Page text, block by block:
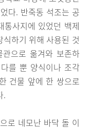
다. 반죽동 석조는 공
사지에 있었던 백제
하기 위해 사용된 것
으로 옮겨와 보존하
를 뿐 양식이나 조각
건물 앞에 한 쌍으로
.
로 네모난 바닥 돌 이